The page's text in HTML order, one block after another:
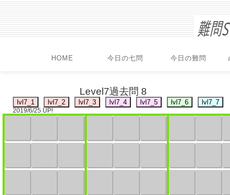
HOME 今日の七問 今日の難問
Level7過去問 8
2019/6/25 UP!